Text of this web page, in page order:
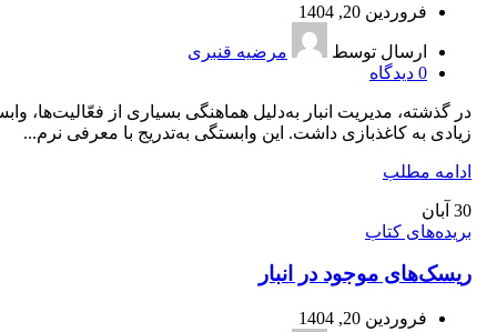
فروردین 20, 1404
ارسال توسط
مرضیه قنبری
0 دیدگاه
در گذشته، مدیریت انبار به‌دلیل هماهنگی بسیاری از فعّالیت‌ها،
زیادی به کاغذبازی داشت. این وابستگی به‌تدریج با معرفی نرم...
ادامه مطلب
30 آبان
بریده‌های کتاب
ریسک‌های موجود در انبار
فروردین 20, 1404